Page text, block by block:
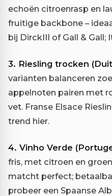
echoën citroenrasp en
fruitige backbone –
bij DirckIII of Gall & Gall;
3. Riesling trocken
varianten balanceren
appelnoten pairen met
vet. Franse Elsace
trend hier.
4. Vinho Verde
fris, met citroen en
matcht perfect;
probeer een Spaanse